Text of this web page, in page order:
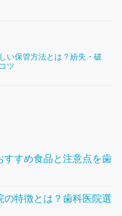
い保管方法とは？紛失・破
ツ
すすめ食品と注意点を歯
の特徴とは？歯科医院選